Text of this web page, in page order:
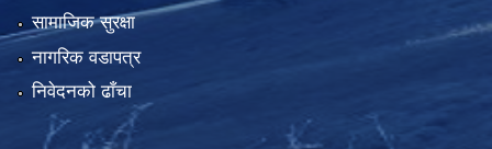
सामाजिक सुरक्षा
नागरिक वडापत्र
निवेदनको ढाँचा